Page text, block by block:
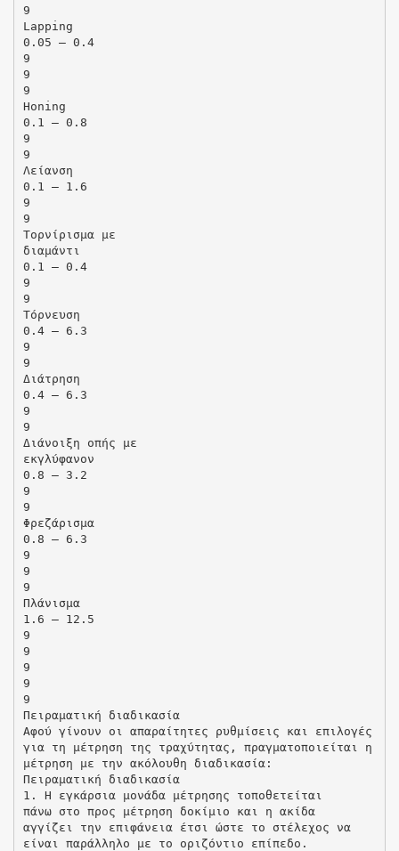
9
Lapping
0.05 – 0.4
9
9
9
Honing
0.1 – 0.8
9
9
Λείανση
0.1 – 1.6
9
9
Τορνίρισμα με
διαμάντι
0.1 – 0.4
9
9
Τόρνευση
0.4 – 6.3
9
9
Διάτρηση
0.4 – 6.3
9
9
Διάνοιξη οπής με
εκγλύφανον
0.8 – 3.2
9
9
Φρεζάρισμα
0.8 – 6.3
9
9
9
Πλάνισμα
1.6 – 12.5
9
9
9
9
9
Πειραματική διαδικασία
Αφού γίνουν οι απαραίτητες ρυθμίσεις και επιλογές
για τη μέτρηση της τραχύτητας, πραγματοποιείται η
μέτρηση με την ακόλουθη διαδικασία:
Πειραματική διαδικασία
1. Η εγκάρσια μονάδα μέτρησης τοποθετείται
πάνω στο προς μέτρηση δοκίμιο και η ακίδα
αγγίζει την επιφάνεια έτσι ώστε το στέλεχος να
είναι παράλληλο με το οριζόντιο επίπεδο.